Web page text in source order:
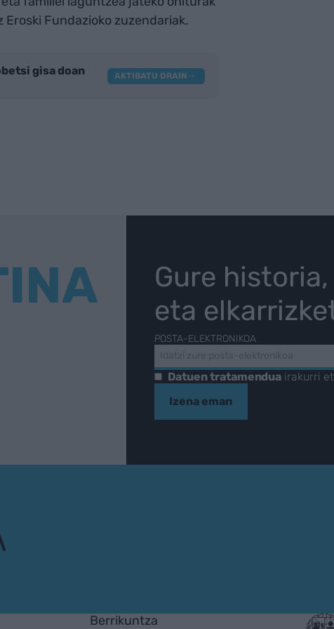
Fundazioko zuzendariak.
gisa doan AKTIBATU ORAIN
Gure
eta
POSTA-ELEKTRONIKOA
Datuen tratamendua irakurri
Izena eman
Berrikuntza